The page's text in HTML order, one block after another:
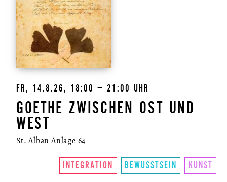
FR, 14.8.26, 18:00 – 21:00 UHR
GOETHE ZWISCHEN OST UND
WEST
St. Alban Anlage 64
INTEGRATION BEWUSSTSEIN KUNST